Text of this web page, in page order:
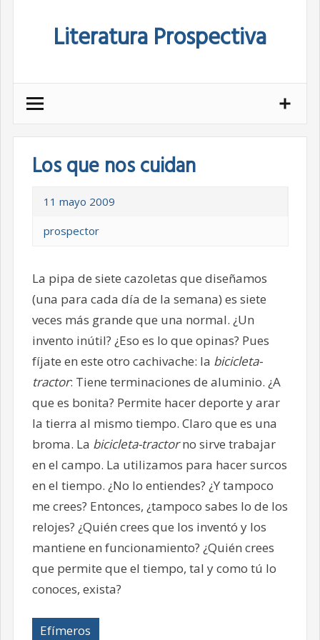
Literatura Prospectiva
Los que nos cuidan
11 mayo 2009
prospector
La pipa de siete cazoletas que diseñamos
(una para cada día de la semana) es siete
veces más grande que una normal. ¿Un
invento inútil? ¿Eso es lo que opinas? Pues
fíjate en este otro cachivache: la bicicleta-
tractor: Tiene terminaciones de aluminio. ¿A
que es bonita? Permite hacer deporte y arar
la tierra al mismo tiempo. Claro que es una
broma. La bicicleta-tractorno sirve trabajar
en el campo. La utilizamos para hacer surcos
en el tiempo. ¿No lo entiendes? ¿Y tampoco
me crees? Entonces, ¿tampoco sabes lo de los
relojes? ¿Quién crees que los inventó y los
mantiene en funcionamiento? ¿Quién crees
que permite que el tiempo, tal y como tú lo
conoces, exista?
Efímeros